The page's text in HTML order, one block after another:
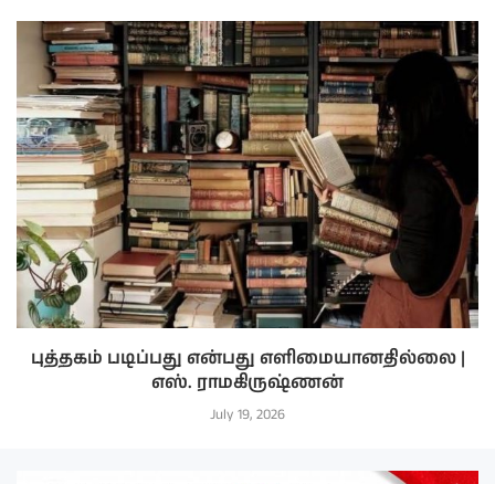
புத்தகம் படிப்பது என்பது எளிமையானதில்லை |
எஸ். ராமகிருஷ்ணன்
July 19, 2026